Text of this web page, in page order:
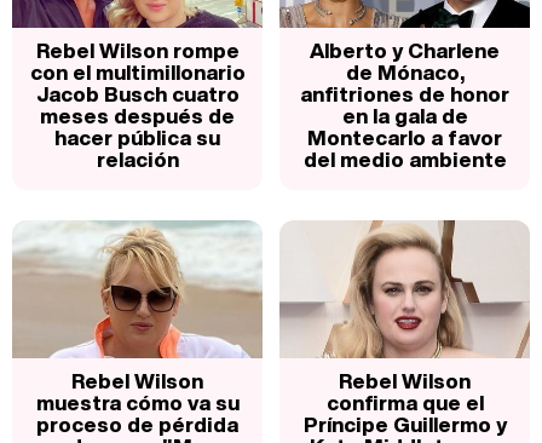
Rebel Wilson rompe
con el multimillonario
Jacob Busch cuatro
meses después de
hacer pública su
relación
Alberto y Charlene
de Mónaco,
anfitriones de honor
en la gala de
Montecarlo a favor
del medio ambiente
Rebel Wilson
muestra cómo va su
proceso de pérdida
Rebel Wilson
confirma que el
Príncipe Guillermo y